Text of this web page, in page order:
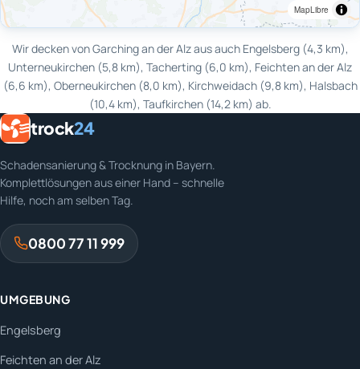
MapLibre
Wir decken von Garching an der Alz aus auch Engelsberg (4,3 km),
Unterneukirchen (5,8 km), Tacherting (6,0 km), Feichten an der Alz
(6,6 km), Oberneukirchen (8,0 km), Kirchweidach (9,8 km), Halsbach
(10,4 km), Taufkirchen (14,2 km) ab.
trock24
Schadensanierung & Trocknung in Bayern.
Komplettlösungen aus einer Hand – schnelle
Hilfe, noch am selben Tag.
0800 77 11 999
UMGEBUNG
Engelsberg
Feichten an der Alz